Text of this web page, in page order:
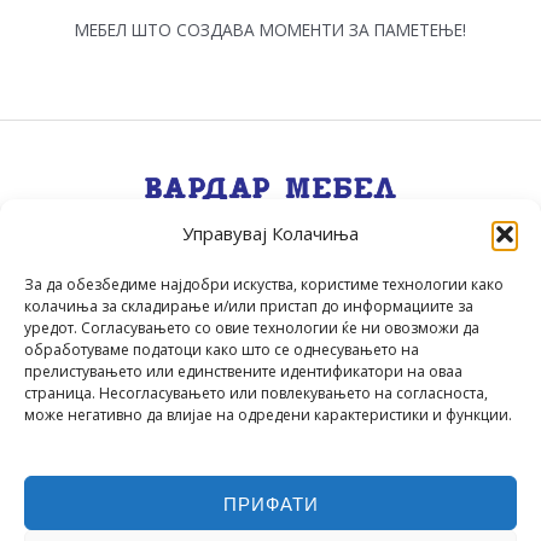
Управувај Колачиња
За да обезбедиме најдобри искуства, користиме технологии како
колачиња за складирање и/или пристап до информациите за
уредот. Согласувањето со овие технологии ќе ни овозможи да
обработуваме податоци како што се однесувањето на
прелистувањето или единствените идентификатори на оваа
страница. Несогласувањето или повлекувањето на согласноста,
може негативно да влијае на одредени карактеристики и функции.
ПРИФАТИ
МЕБЕЛ ШТО СОЗДАВА МОМЕНТИ ЗА ПАМЕТЕЊЕ!
Квалитет, Стил, Селекција, Сервис.